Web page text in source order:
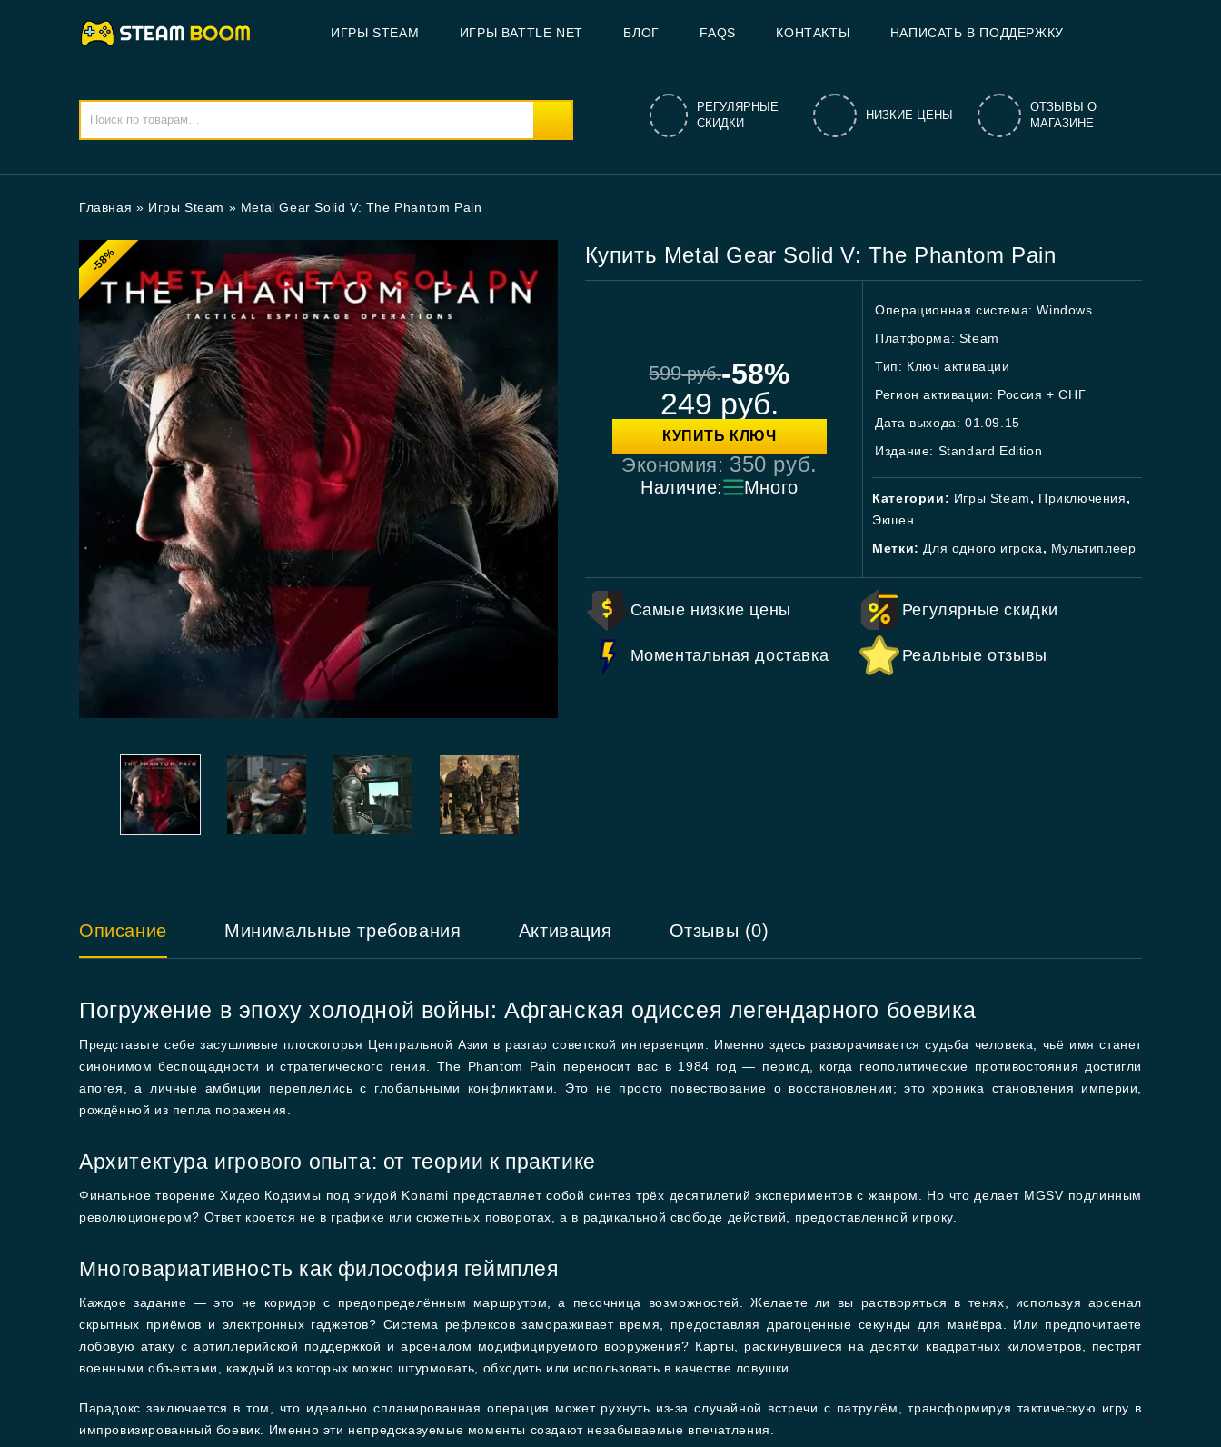
ИГРЫ STEAM ИГРЫ BATTLE NET БЛОГ FAQS КОНТАКТЫ НАПИСАТЬ В ПОДДЕРЖКУ
РЕГУЛЯРНЫЕ
СКИДКИ
НИЗКИЕ ЦЕНЫ
ОТЗЫВЫ О
МАГАЗИНЕ
Главная » Игры Steam » Metal Gear Solid V: The Phantom Pain
-58% Купить Metal Gear Solid V: The Phantom Pain
599руб.-58%
249 руб.
КУПИТЬ КЛЮЧ
Экономия: 350 руб.
Наличие: Много
Операционная система: Windows
Платформа: Steam
Тип: Ключ активации
Регион активации: Россия + СНГ
Дата выхода: 01.09.15
Издание: Standard Edition
Категории: Игры Steam, Приключения,
Экшен
Метки: Для одного игрока, Мультиплеер
Самые низкие цены Регулярные скидки
Моментальная доставка Реальные отзывы
Описание Минимальные требования Активация Отзывы (0)
Погружение в эпоху холодной войны: Афганская одиссея легендарного боевика
Представьте себе засушливые плоскогорья Центральной Азии в разгар советской интервенции. Именно здесь разворачивается судьба человека, чьё имя станет
синонимом беспощадности и стратегического гения. The Phantom Pain переносит вас в 1984 год — период, когда геополитические противостояния достигли
апогея, а личные амбиции переплелись с глобальными конфликтами. Это не просто повествование о восстановлении; это хроника становления империи,
рождённой из пепла поражения.
Архитектура игрового опыта: от теории к практике
Финальное творение Хидео Кодзимы под эгидой Konami представляет собой синтез трёх десятилетий экспериментов с жанром. Но что делает MGSV подлинным
революционером? Ответ кроется не в графике или сюжетных поворотах, а в радикальной свободе действий, предоставленной игроку.
Многовариативность как философия геймплея
Каждое задание — это не коридор с предопределённым маршрутом, а песочница возможностей. Желаете ли вы растворяться в тенях, используя арсенал
скрытных приёмов и электронных гаджетов? Система рефлексов замораживает время, предоставляя драгоценные секунды для манёвра. Или предпочитаете
лобовую атаку с артиллерийской поддержкой и арсеналом модифицируемого вооружения? Карты, раскинувшиеся на десятки квадратных километров, пестрят
военными объектами, каждый из которых можно штурмовать, обходить или использовать в качестве ловушки.
Парадокс заключается в том, что идеально спланированная операция может рухнуть из-за случайной встречи с патрулём, трансформируя тактическую игру в
импровизированный боевик. Именно эти непредсказуемые моменты создают незабываемые впечатления.